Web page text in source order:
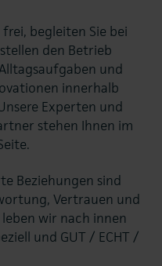
begleiten Sie bei
den Betrieb
und
innerhalb
Experten und
stehen Ihnen im
Beziehungen sind
Vertrauen und
wir nach innen
und GUT / ECHT /